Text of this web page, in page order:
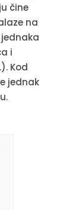
čine
na
i
Kod
jednak